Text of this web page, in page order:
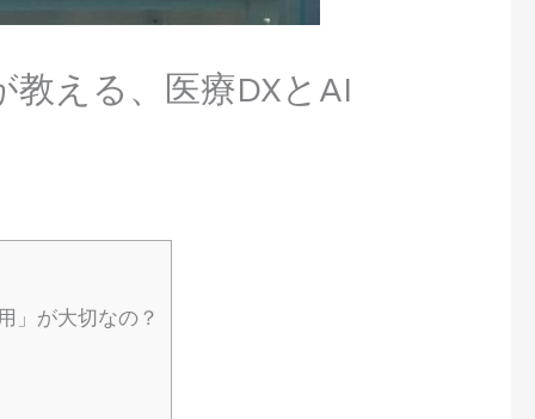
える、医療DXとAI
」が大切なの？